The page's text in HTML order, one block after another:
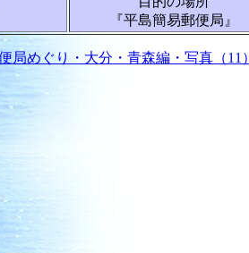
『平島簡易郵便局』
局めぐり・大分・青森編・写真（11